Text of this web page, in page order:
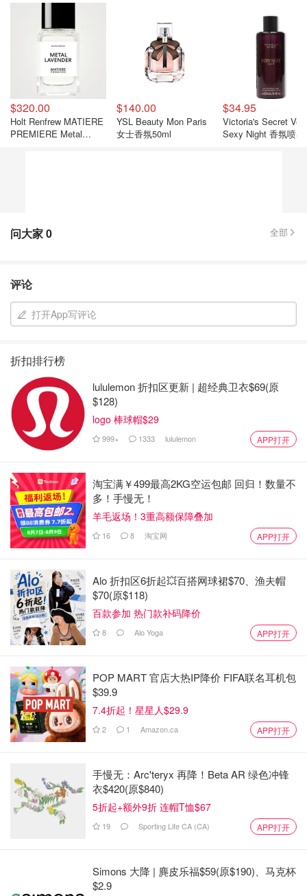
$320.00
Holt Renfrew MATIERE
PREMIERE Metal
$140.00
YSL Beauty Mon Paris
女士香氛50ml
$34.95
Victoria's Secret
Sexy Night 香氛喷雾
问大家0 全部
评论
打开App写评论
折扣排行榜
lululemon 折扣区更新 | 超经典卫衣$69(原
$128)
logo 棒球帽$29
999+ 1333 lululemon APP打开
淘宝满￥499最高2KG空运包邮 回归！数量不
多！手慢无！
羊毛返场！3重高额保障叠加
16 8 淘宝网 APP打开
Alo 折扣区6折起💥百搭网球裙$70、渔夫帽
$70(原$118)
百款参加 热门款补码降价
8 Alo Yoga APP打开
POP MART 官店大热IP降价 FIFA联名耳机包
$39.9
7.4折起！星星人$29.9
2 1 Amazon.ca APP打开
手慢无：Arc'teryx 再降！Beta AR 绿色冲锋
衣$420(原$840)
5折起+额外9折 连帽T恤$67
19 Sporting Life CA (CA) APP打开
Simons 大降 | 麂皮乐福$59(原$190)、马克杯
$2.9